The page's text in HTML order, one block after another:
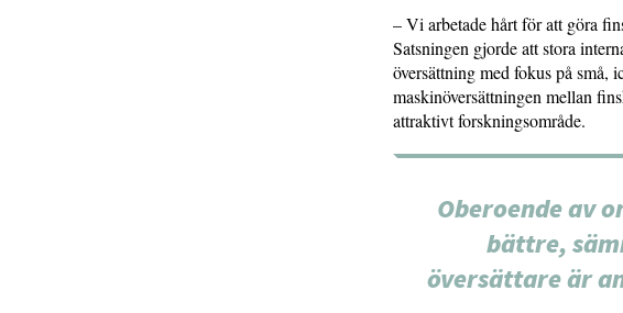
– Vi arbetade hårt för att göra
Satsningen gjorde att stora
översättning med fokus på små,
maskinöversättningen mellan
attraktivt forskningsområde.
Oberoende av
bättre,
översättare är